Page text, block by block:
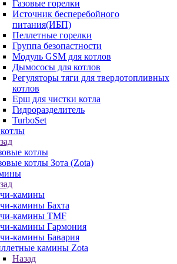
Газовые горелки
Источник бесперебойного
питания(ИБП)
Пеллетные горелки
Группа безопастности
Модуль GSM для котлов
Дымососы для котлов
Регуляторы тяги для твердотопливных
котлов
Ерш для чистки котла
Гидроразделитель
TurboSet
котлы
котлы Зота (Zota)
камины
камины Бахта
камины TMF
камины Гармония
камины Бавария
камины Zota
Назад